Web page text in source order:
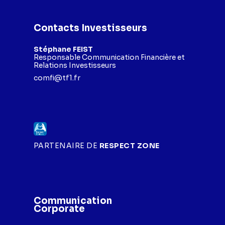
Contacts Investisseurs
Stéphane FEIST
Responsable Communication Financière et
Relations Investisseurs
comfi@tf1.fr
PARTENAIRE DE RESPECT ZONE
Communication
Corporate